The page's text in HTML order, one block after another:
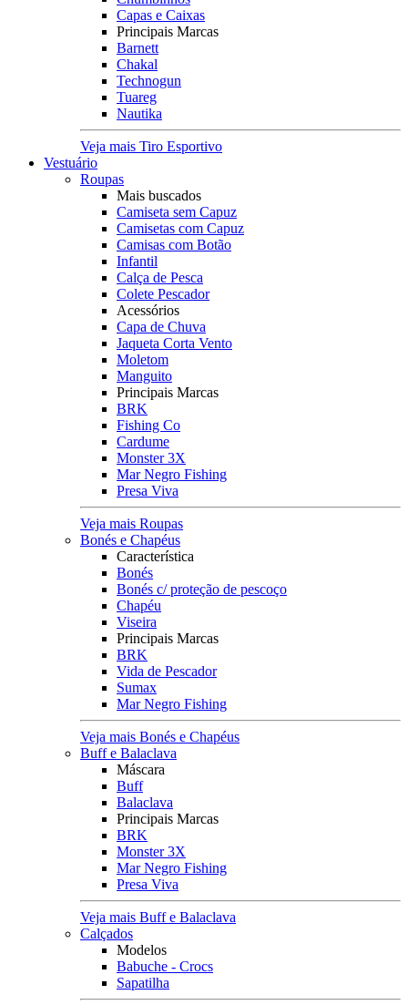
Capas e Caixas
Principais Marcas
Barnett
Chakal
Technogun
Tuareg
Nautika
Veja mais Tiro Esportivo
Vestuário
Roupas
Mais buscados
Camiseta sem Capuz
Camisetas com Capuz
Camisas com Botão
Infantil
Calça de Pesca
Colete Pescador
Acessórios
Capa de Chuva
Jaqueta Corta Vento
Moletom
Manguito
Principais Marcas
BRK
Fishing Co
Cardume
Monster 3X
Mar Negro Fishing
Presa Viva
Veja mais Roupas
Bonés e Chapéus
Característica
Bonés
Bonés c/ proteção de pescoço
Chapéu
Viseira
Principais Marcas
BRK
Vida de Pescador
Sumax
Mar Negro Fishing
Veja mais Bonés e Chapéus
Buff e Balaclava
Máscara
Buff
Balaclava
Principais Marcas
BRK
Monster 3X
Mar Negro Fishing
Presa Viva
Veja mais Buff e Balaclava
Calçados
Modelos
Babuche - Crocs
Sapatilha